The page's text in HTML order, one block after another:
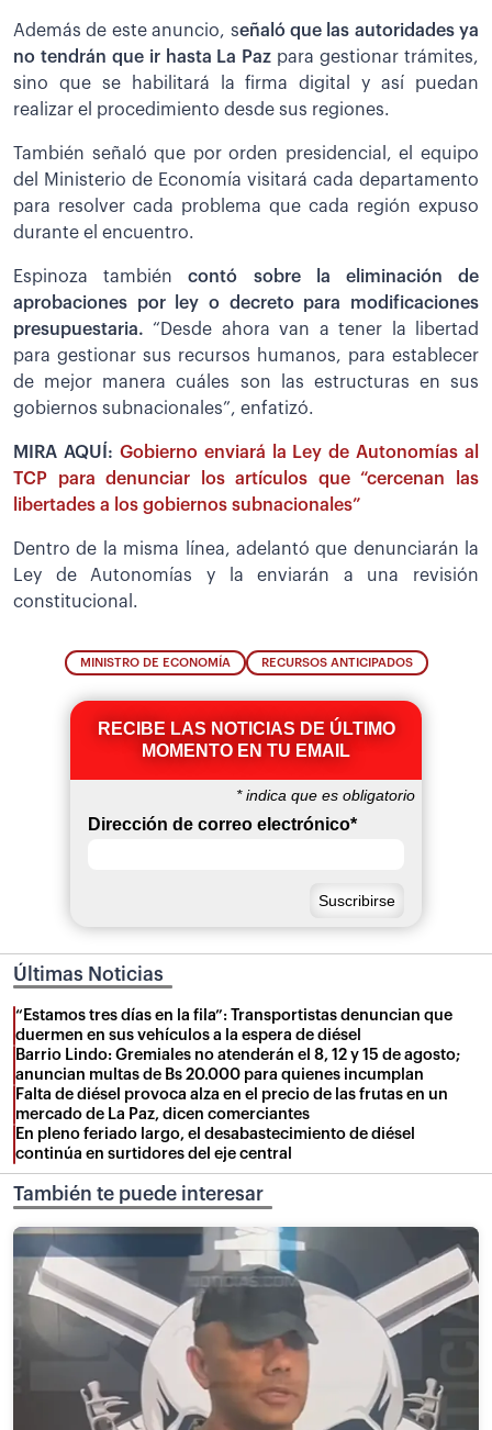
Además de este anuncio, señaló que las autoridades ya
no tendrán que ir hasta La Paz para gestionar trámites,
sino que se habilitará la firma digital y así puedan
realizar el procedimiento desde sus regiones.
También señaló que por orden presidencial, el equipo
del Ministerio de Economía visitará cada departamento
para resolver cada problema que cada región expuso
durante el encuentro.
Espinoza tambiéncontó sobre la eliminación de
aprobaciones por ley o decreto para modificaciones
presupuestaria. “Desde ahora van a tener la libertad
para gestionar sus recursos humanos, para establecer
de mejor manera cuáles son las estructuras en sus
gobiernos subnacionales”, enfatizó.
MIRA AQUÍ: Gobierno enviará la Ley de Autonomías al
TCP para denunciar los artículos que “cercenan las
libertades a los gobiernos subnacionales”
Dentro de la misma línea, adelantó que denunciarán la
Ley de Autonomías y la enviarán a una revisión
constitucional.
MINISTRO DE ECONOMÍA RECURSOS ANTICIPADOS
RECIBE LAS NOTICIAS DE ÚLTIMO
MOMENTO EN TU EMAIL
*indica que es obligatorio
Dirección de correo electrónico*
Últimas Noticias
“Estamos tres días en la fila”: Transportistas denuncian que
duermen en sus vehículos a la espera de diésel
Barrio Lindo: Gremiales no atenderán el 8, 12 y 15 de agosto;
anuncian multas de Bs 20.000 para quienes incumplan
Falta de diésel provoca alza en el precio de las frutas en un
mercado de La Paz, dicen comerciantes
En pleno feriado largo, el desabastecimiento de diésel
continúa en surtidores del eje central
También te puede interesar